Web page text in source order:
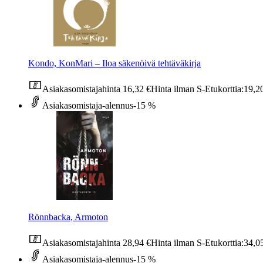
Kondo, KonMari – Iloa säkenöivä tehtäväkirja
Asiakasomistajahinta 16,32 €Hinta ilman S-Etukorttia:
Asiakasomistaja-alennus-15 %
Rönnbacka, Armoton
Asiakasomistajahinta 28,94 €Hinta ilman S-Etukorttia:
Asiakasomistaja-alennus-15 %